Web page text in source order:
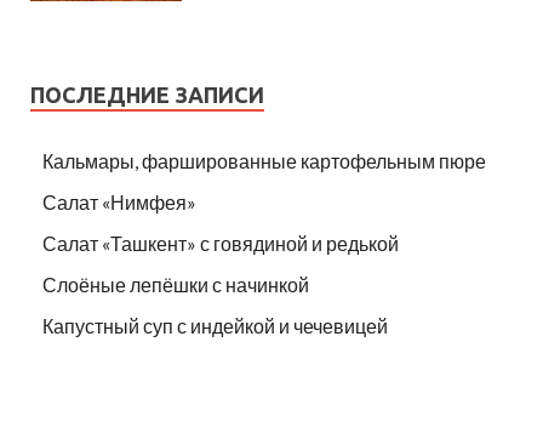
ПОСЛЕДНИЕ ЗАПИСИ
Кальмары, фаршированные картофельным пюре
Салат «Нимфея»
Салат «Ташкент» с говядиной и редькой
Слоёные лепёшки с начинкой
Капустный суп с индейкой и чечевицей